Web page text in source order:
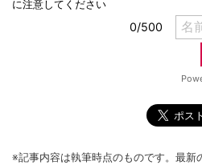
※記事内容は執筆時点のものです。最新